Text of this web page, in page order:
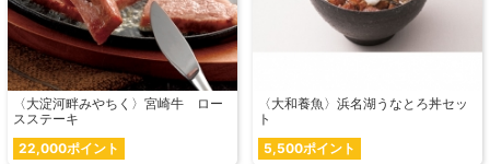
〈大淀河畔みやちく〉宮崎牛 ロー
スステーキ
22,000ポイント
〈大和養魚〉浜名湖うなとろ丼セッ
ト
5,500ポイント